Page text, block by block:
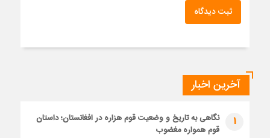
ثبت دیدگاه
آخرین اخبار
1
نگاهی به تاریخ و وضعیت قوم هزاره در افغانستان؛ داستان
قوم همواره مغضوب